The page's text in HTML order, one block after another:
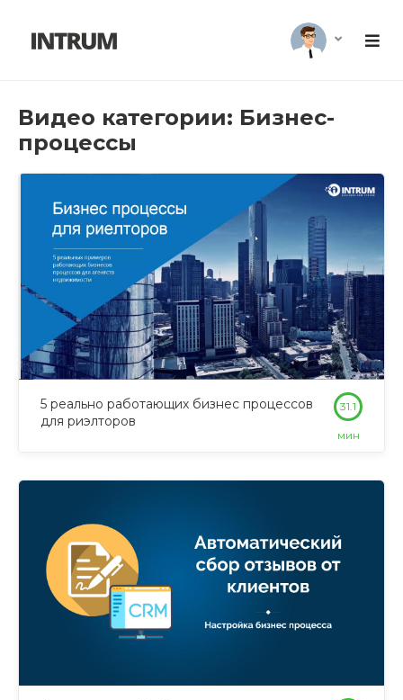
Видео категории: Бизнес-
процессы
5 реально работающих бизнес процессов
для риэлторов
31.1
мин